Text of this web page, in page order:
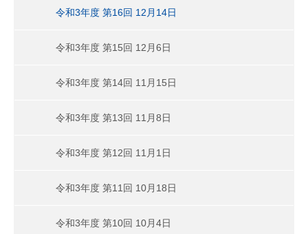
令和3年度 第16回 12月14日
令和3年度 第15回 12月6日
令和3年度 第14回 11月15日
令和3年度 第13回 11月8日
令和3年度 第12回 11月1日
令和3年度 第11回 10月18日
令和3年度 第10回 10月4日